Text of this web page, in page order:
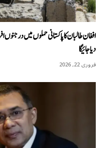
افغان طالبان کا پاکستانی حملوں میں
دیا جائیگا
فروری 22, 2026